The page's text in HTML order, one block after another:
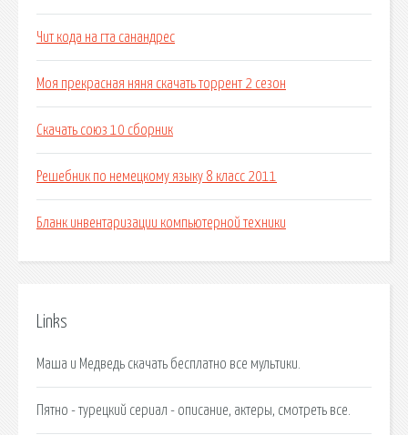
Чит кода на гта санандрес
Моя прекрасная няня скачать торрент 2 сезон
Скачать союз 10 сборник
Решебник по немецкому языку 8 класс 2011
Бланк инвентаризации компьютерной техники
Links
Маша и Медведь скачать бесплатно все мультики.
Пятно - турецкий сериал - описание, актеры, смотреть все.